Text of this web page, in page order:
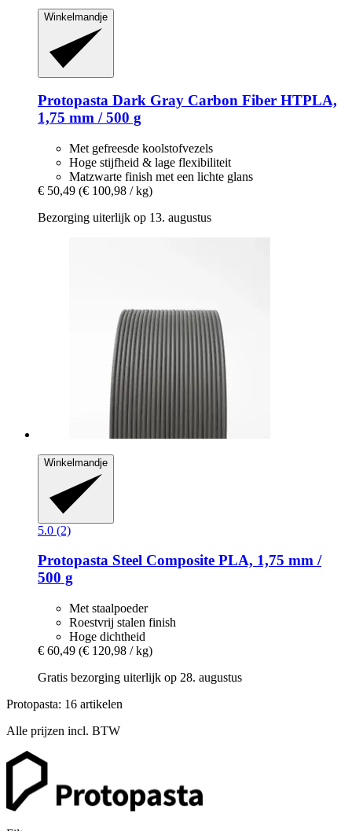
Winkelmandje
Protopasta Dark Gray Carbon Fiber HTPLA,
1,75 mm / 500 g
Met gefreesde koolstofvezels
Hoge stijfheid & lage flexibiliteit
Matzwarte finish met een lichte glans
€ 50,49 (€ 100,98 / kg)
Bezorging uiterlijk op 13. augustus
Winkelmandje
5.0 (2)
Protopasta Steel Composite PLA, 1,75 mm /
500 g
Met staalpoeder
Roestvrij stalen finish
Hoge dichtheid
€ 60,49 (€ 120,98 / kg)
Gratis bezorging uiterlijk op 28. augustus
Protopasta: 16 artikelen
Alle prijzen incl. BTW